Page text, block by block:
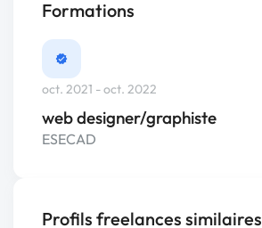
Formations
oct. 2021 - oct. 2022
web designer/graphiste
ESECAD
Profils freelances similaires